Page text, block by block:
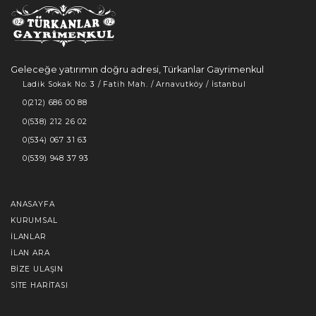
Geleceğe yatırımın doğru adresi, Türkanlar Gayrimenkul
Ladik Sokak No: 3 / Fatih Mah. / Arnavutköy / İstanbul
0(212) 686 00 88
0(538) 212 26 02
0(534) 067 31 63
0(539) 948 37 93
ANASAYFA
KURUMSAL
İLANLAR
İLAN ARA
BIZE ULAŞIN
SITE HARITASI